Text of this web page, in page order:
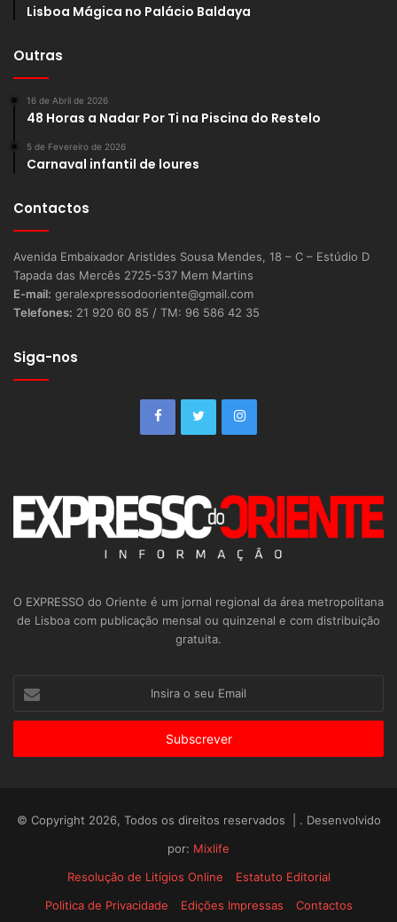
Lisboa Mágica no Palácio Baldaya
Outras
16 de Abril de 2026
48 Horas a Nadar Por Ti na Piscina do Restelo
5 de Fevereiro de 2026
Carnaval infantil de loures
Contactos
Avenida Embaixador Aristides Sousa Mendes, 18 – C – Estúdio D
Tapada das Mercês 2725-537 Mem Martins
E-mail: geralexpressodooriente@gmail.com
Telefones: 21 920 60 85 / TM: 96 586 42 35
Siga-nos
O EXPRESSO do Oriente é um jornal regional da área metropolitana
de Lisboa com publicação mensal ou quinzenal e com distribuição
gratuita.
seu
© Copyright 2026, Todos os direitos reservados | . Desenvolvido
por: Mixlife
Resolução de Litígios Online
Estatuto Editorial
Politica de Privacidade
Edições Impressas Contactos